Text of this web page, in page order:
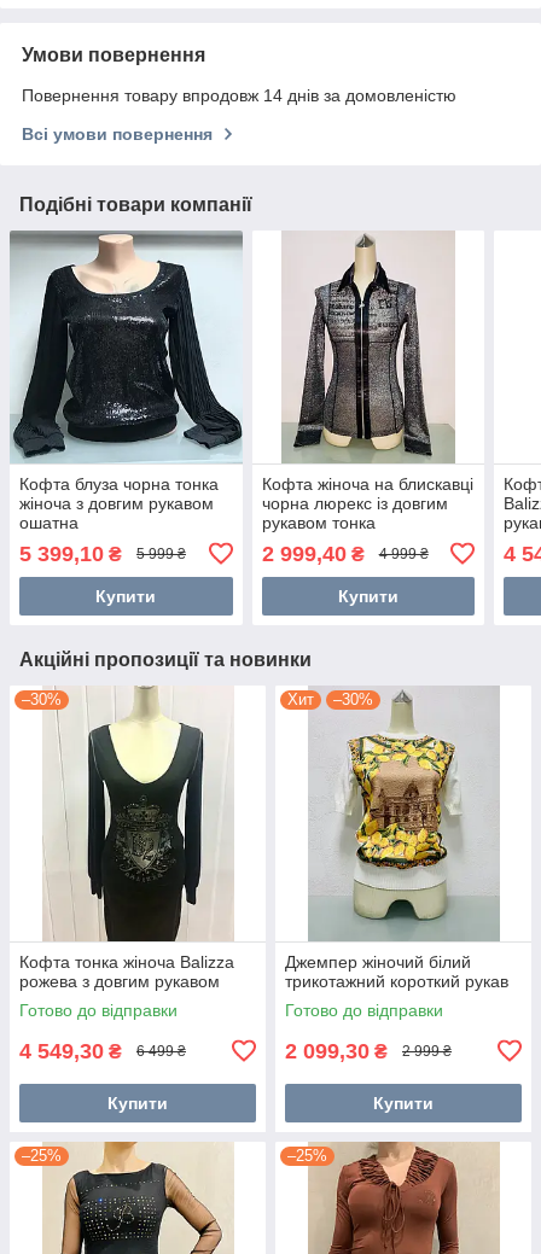
Умови повернення
Повернення товару впродовж 14 днів за домовленістю
Всі умови повернення
Подібні товари компанії
Кофта блуза чорна тонка
жіноча з довгим рукавом
ошатна
5 399,10 ₴ 5 999 ₴
Купити
Кофта жіноча на блискавці
чорна люрекс із довгим
рукавом тонка
2 999,40₴ 4 999 ₴
Купити
4
Акційні пропозиції та новинки
–30%
Кофта тонка жіноча Balizza
рожева з довгим рукавом
Готово до відправки
4 549,30 ₴ 6 499 ₴
Купити
Хит –30%
Джемпер жіночий білий
трикотажний короткий рукав
Готово до відправки
2 099,30 ₴ 2 999 ₴
Купити
–25% –25%